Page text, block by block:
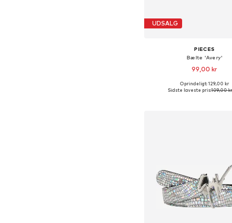
UDSALG
PIECES
Bælte 'Avery'
99,00 kr
Tilgængelige størrelser: 80,
Oprindeligt: 129,00 kr
Sidste laveste pris:109,00